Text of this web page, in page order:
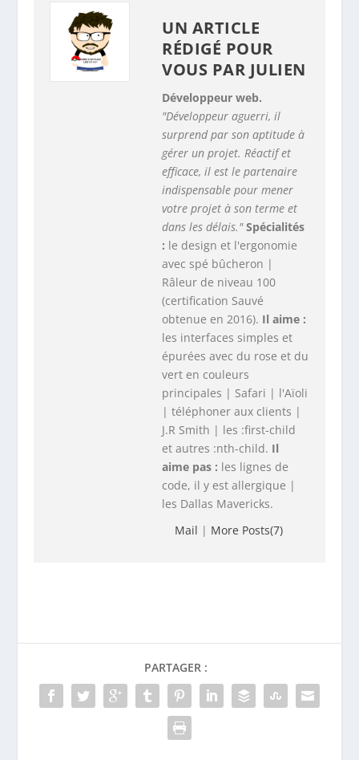
UN ARTICLE
RÉDIGÉ POUR
VOUS PAR JULIEN
Développeur web.
"Développeur aguerri, il
surprend par son aptitude à
gérer un projet. Réactif et
efficace, il est le partenaire
indispensable pour mener
votre projet à son terme et
dans les délais." Spécialités
: le design et l'ergonomie
avec spé bûcheron |
Râleur de niveau 100
(certification Sauvé
obtenue en 2016). Il aime :
les interfaces simples et
épurées avec du rose et du
vert en couleurs
principales | Safari | l'Aïoli
| téléphoner aux clients |
J.R Smith | les :first-child
et autres :nth-child. Il
aime pas : les lignes de
code, il y est allergique |
les Dallas Mavericks.
Mail | More Posts(7)
PARTAGER :